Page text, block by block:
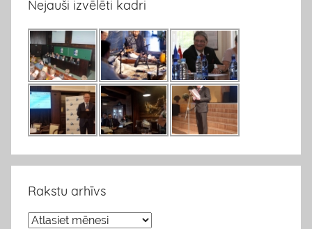
Nejauši izvēlēti kadri
Rakstu arhīvs
R